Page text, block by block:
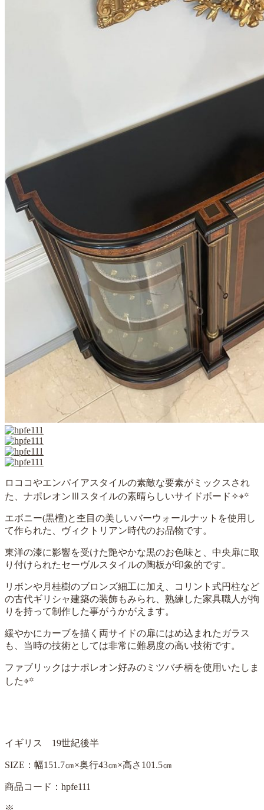
ロココやエンパイアスタイルの素敵な要素がミックスされ
た、ナポレオンⅢスタイルの素晴らしいサイドボード✧⌖꙳
エボニー(黒檀)と杢目の美しいバーウォールナットを使用し
て作られた、ヴィクトリアン時代のお品物です。
東洋の漆に影響を受けた艶やかな黒のお色味と、中央扉に取
り付けられたセーヴルスタイルの陶板が印象的です。
リボンや月桂樹のブロンズ細工に加え、コリント式円柱など
の古代ギリシャ建築の装飾もみられ、熟練した家具職人が拘
りを持って制作した事がうかがえます。
緩やかにカーブを描く両サイドの扉にはめ込まれたガラス
も、当時の技術としては非常に難易度の高い技術です。
ファブリックはナポレオン好みのミツバチ柄を使用いたしま
した⌖꙳
イギリス 19世紀後半
SIZE：幅151.7㎝×奥行43㎝×高さ101.5㎝
商品コード：hpfe111